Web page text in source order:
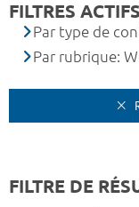
FILTRES ACTIFS
Par type de
Par rubrique:
FILTRE DE